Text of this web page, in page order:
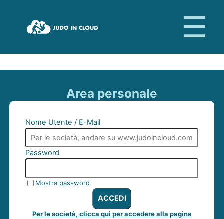
Area personale
Nome Utente / E-Mail
Password
Mostra password
ACCEDI
Per le società, clicca qui per accedere alla pagina